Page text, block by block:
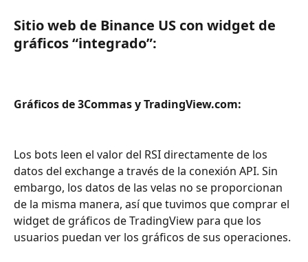
Sitio web de Binance US con widget de
gráficos “integrado”:
Gráficos de 3Commas y TradingView.com:
Los bots leen el valor del RSI directamente de los
datos del exchange a través de la conexión API. Sin
embargo, los datos de las velas no se proporcionan
de la misma manera, así que tuvimos que comprar el
widget de gráficos de TradingView para que los
usuarios puedan ver los gráficos de sus operaciones.